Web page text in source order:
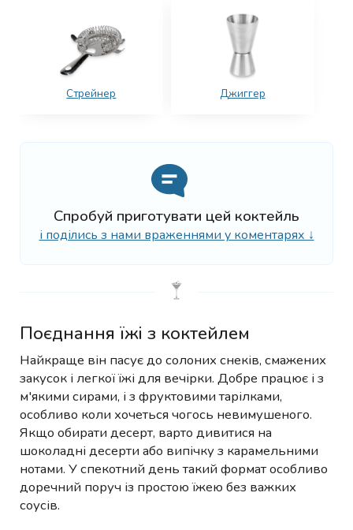
Стрейнер Джиггер
Спробуй приготувати цей коктейль
і поділись з нами враженнями у коментарях ↓
Поєднання їжі з коктейлем
Найкраще він пасує до солоних снеків, смажених
закусок і легкої їжі для вечірки. Добре працює і з
м'якими сирами, і з фруктовими тарілками,
особливо коли хочеться чогось невимушеного.
Якщо обирати десерт, варто дивитися на
шоколадні десерти або випічку з карамельними
нотами. У спекотний день такий формат особливо
доречний поруч із простою їжею без важких
соусів.